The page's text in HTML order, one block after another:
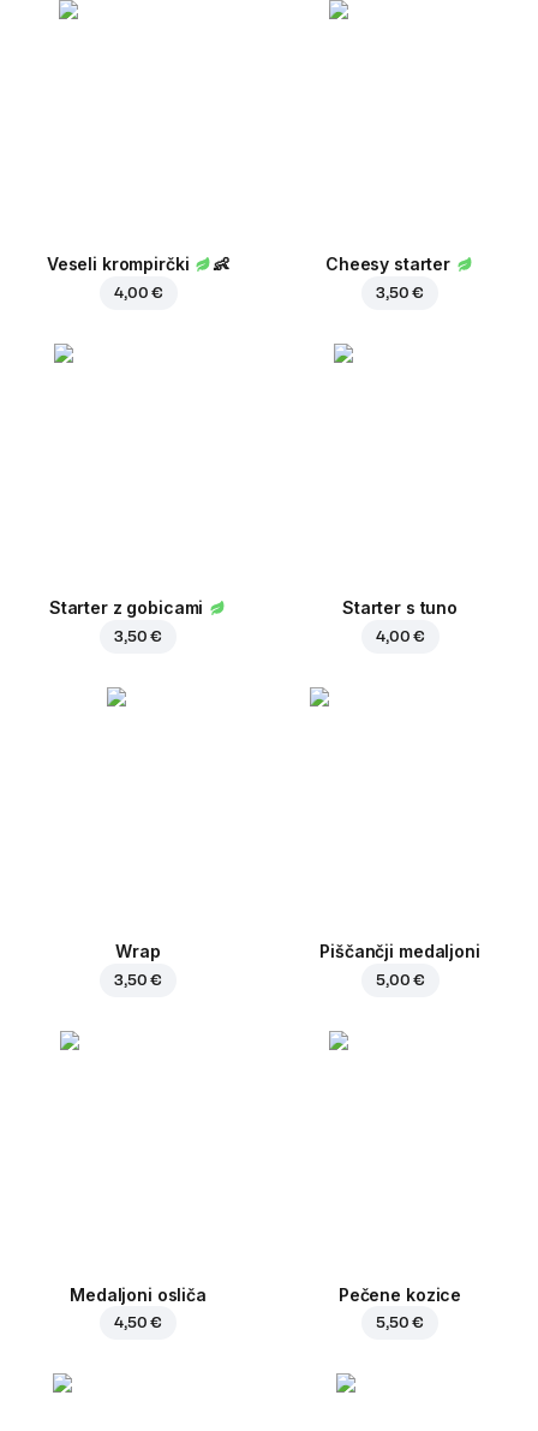
Veseli krompirčki 👶
4,00 €
Cheesy starter
3,50 €
Starter z gobicami
3,50 €
Starter s tuno
4,00 €
Wrap
3,50 €
Piščančji medaljoni
5,00 €
Medaljoni osliča
4,50 €
Pečene kozice
5,50 €